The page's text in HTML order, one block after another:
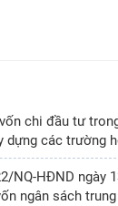
chi đầu tư
dựng các trường
HĐND ngày
ngân sách